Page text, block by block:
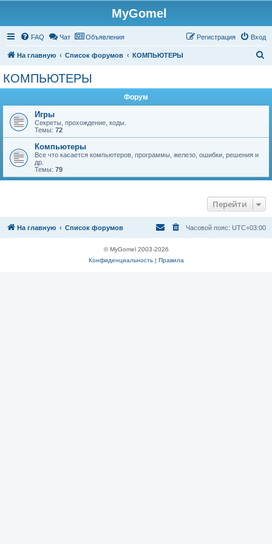
MyGomel
FAQ Чат Объявления Вход
Регистрация
На главную Список форумов КОМПЬЮТЕРЫ
КОМПЬЮТЕРЫ
Форум
Игры
Секреты, прохождение, коды.
Темы: 72
Компьютеры
Все что касается компьютеров, программы, железо, ошибки, решения и
др.
Темы: 79
Перейти
На главную Список форумов Часовой пояс: UTC+03:00
© MyGomel 2003-2026
Конфиденциальность| Правила